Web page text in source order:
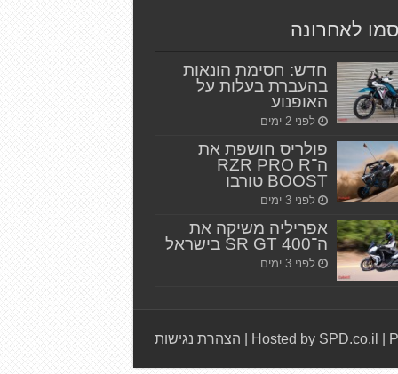
לאחרונה
חדש: חסימת הונאות
בהעברת בעלות על
האופנוע
לפני 2 ימים
פולריס חושפת את
ה־RZR PRO R
BOOST טורבו
לפני 3 ימים
אפריליה משיקה את
ה־SR GT 400 בישראל
לפני 3 ימים
Hosted by SPD.co.il הצהרת נגישות